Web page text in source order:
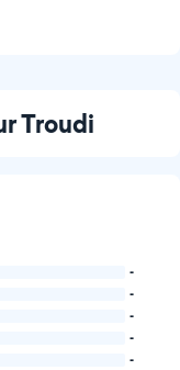
Troudi
-
-
-
-
-